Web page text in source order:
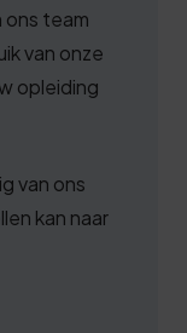
ons team
van onze
opleiding
van ons
kan naar